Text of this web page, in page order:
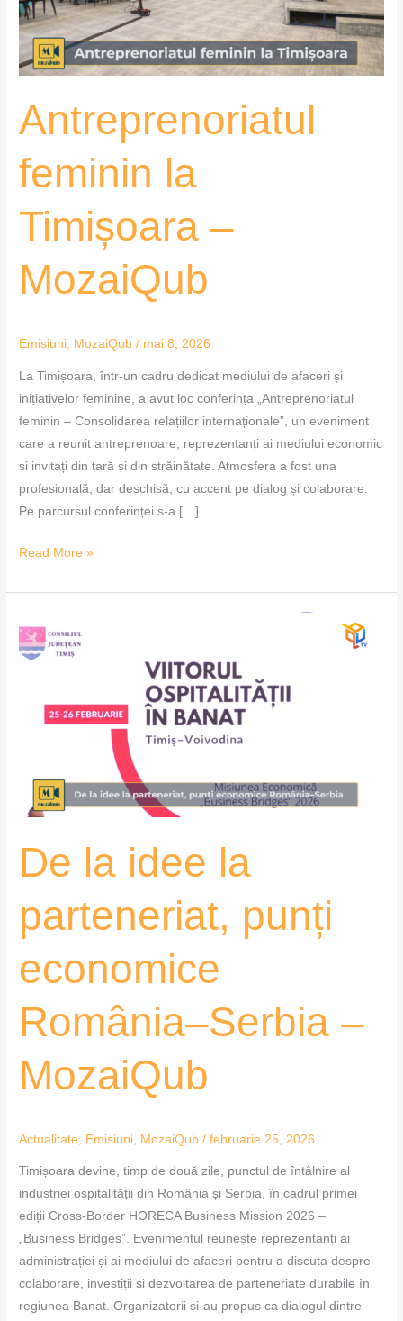
Antreprenoriatul
feminin la
Timișoara –
MozaiQub
Emisiuni, MozaiQub / mai 8, 2026
La Timișoara, într-un cadru dedicat mediului de afaceri și
inițiativelor feminine, a avut loc conferința „Antreprenoriatul
feminin – Consolidarea relațiilor internaționale”, un eveniment
care a reunit antreprenoare, reprezentanți ai mediului economic
și invitați din țară și din străinătate. Atmosfera a fost una
profesională, dar deschisă, cu accent pe dialog și colaborare.
Pe parcursul conferinței s-a […]
Read More »
De la idee la
parteneriat, punți
economice
România–Serbia –
MozaiQub
Actualitate Emisiuni MozaiQub /februarie 25, 2026
Timișoara devine, timp de două zile, punctul de întâlnire al
industriei ospitalității din România și Serbia, în cadrul primei
ediții Cross-Border HORECA Business Mission 2026 –
„Business Bridges”. Evenimentul reunește reprezentanți ai
administrației și ai mediului de afaceri pentru a discuta despre
colaborare, investiții și dezvoltarea de parteneriate durabile în
regiunea Banat. Organizatorii și-au propus ca dialogul dintre
la
parteneriat,
România–
Serbia
MozaiQub